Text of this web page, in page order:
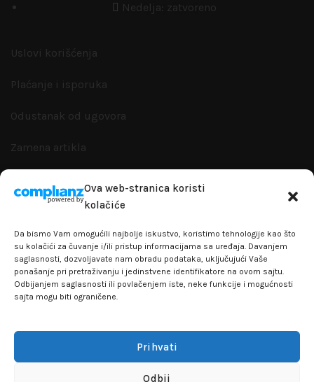
Ova web-stranica koristi
kolačiće
Da bismo Vam omogućili najbolje iskustvo, koristimo tehnologije kao što
su kolačići za čuvanje i/ili pristup informacijama sa uređaja. Davanjem
saglasnosti, dozvoljavate nam obradu podataka, uključujući Vaše
ponašanje pri pretraživanju i jedinstvene identifikatore na ovom sajtu.
Odbijanjem saglasnosti ili povlačenjem iste, neke funkcije i mogućnosti
sajta mogu biti ograničene.
Prihvati
Odbij
Nedelja: zatvoreno
Uslovi korišćenja
Plaćanje i isporuka
Odustanak od ugovora
Zamena artikla
Politika privatnosti
+381641129145
info@flakhobby.com
Lokal 102 prvi sprat